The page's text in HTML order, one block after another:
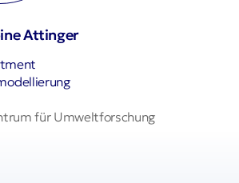
Attinger
für Umweltforschung